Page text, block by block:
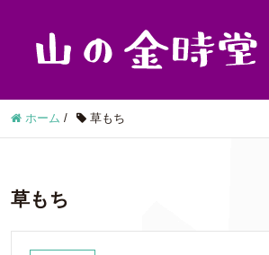
ホーム / 草もち
草もち